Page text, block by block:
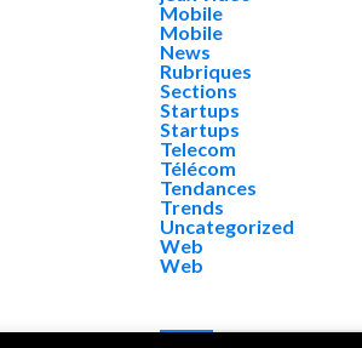
Mobile
Mobile
News
Rubriques
Sections
Startups
Startups
Telecom
Télécom
Tendances
Trends
Uncategorized
Web
Web